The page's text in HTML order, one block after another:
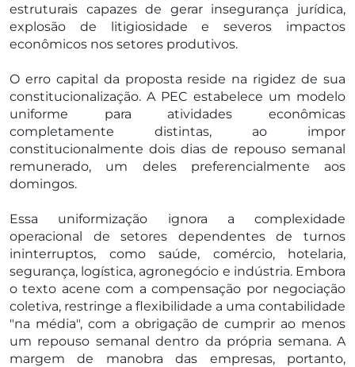
estruturais capazes de gerar insegurança jurídica,
explosão de litigiosidade e severos impactos
econômicos nos setores produtivos.
O erro capital da proposta reside na rigidez de sua
constitucionalização. A PEC estabelece um modelo
uniforme para atividades econômicas
completamente distintas, ao impor
constitucionalmente dois dias de repouso semanal
remunerado, um deles preferencialmente aos
domingos.
Essa uniformização ignora a complexidade
operacional de setores dependentes de turnos
ininterruptos, como saúde, comércio, hotelaria,
segurança, logística, agronegócio e indústria. Embora
o texto acene com a compensação por negociação
coletiva, restringe a flexibilidade a uma contabilidade
"na média", com a obrigação de cumprir ao menos
um repouso semanal dentro da própria semana. A
margem de manobra das empresas, portanto,